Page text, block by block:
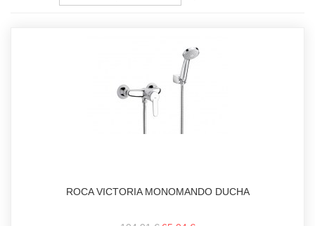
ROCA VICTORIA MONOMANDO DUCHA